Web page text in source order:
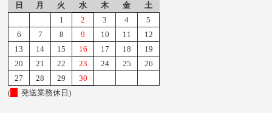
日
月 火 水 木 金
土
1
2 3 4
5
6
7 8 9 10 11
12
13
14 15 16 17 18
19
20
21 22 23 24 25
26
27
28 29
30
(
発送業務休日)